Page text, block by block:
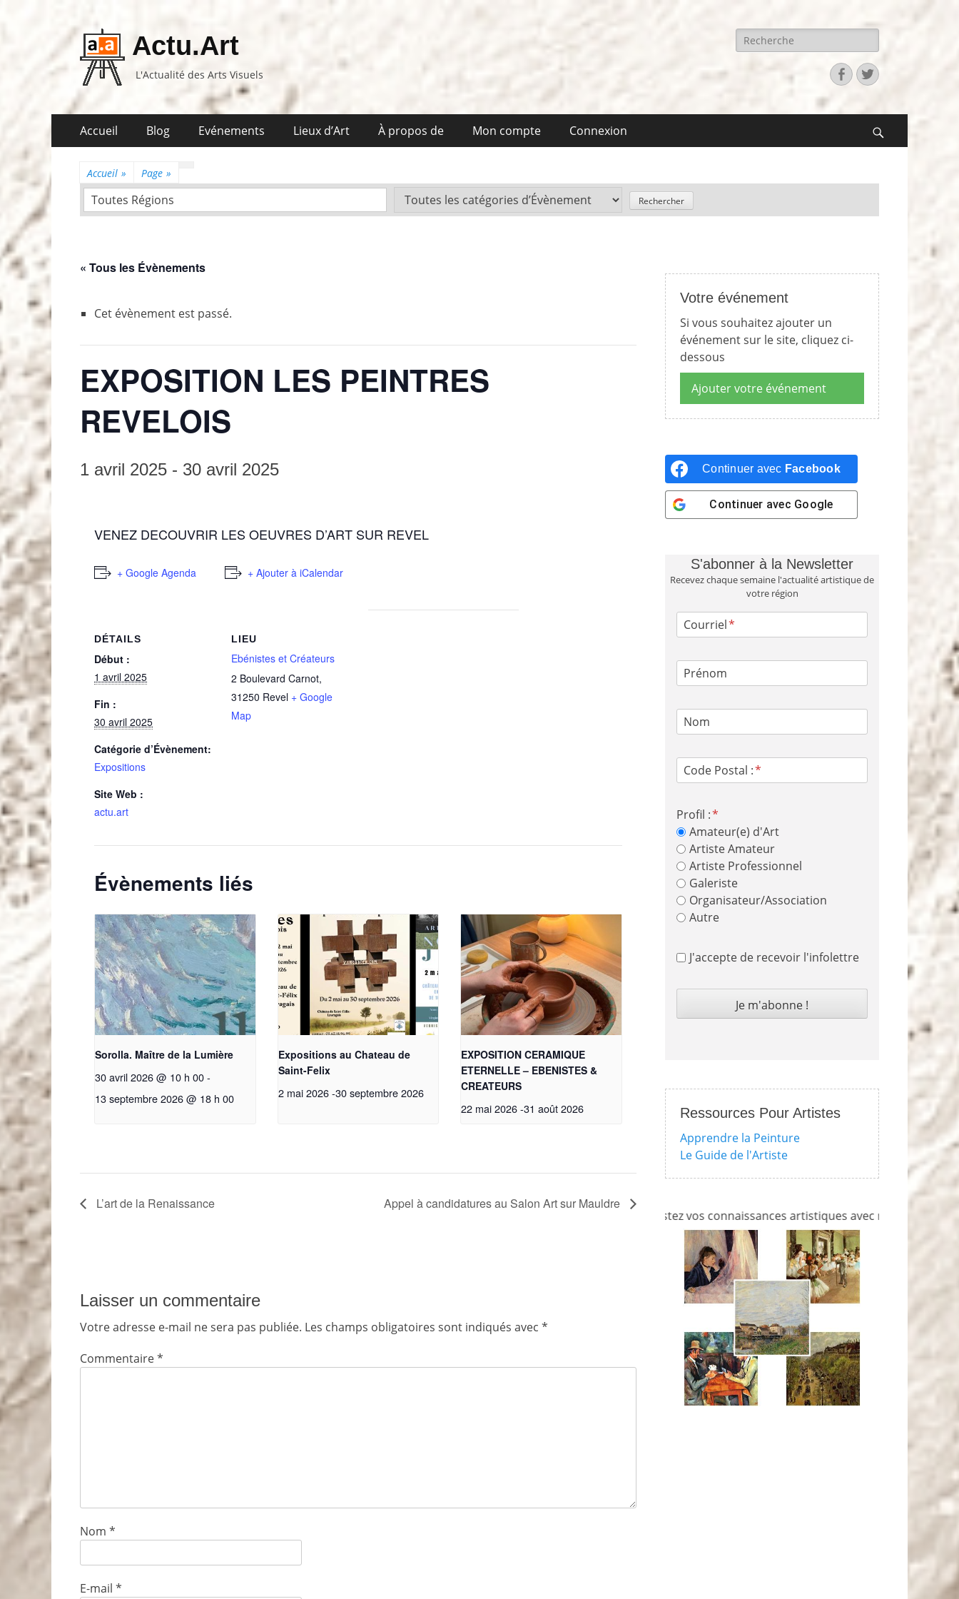
Actu.Art
L'Actualité des Arts Visuels
Recherche
pour:
Facebook
Twitter
Premier
menu
Accueil Blog Evénements Lieux d’Art À propos de Mon compte Connexion
Accueil » Page »
Toutes Régions
« Tous les Évènements
Cet évènement est passé.
EXPOSITION LES PEINTRES
REVELOIS
1 avril 2025 - 30 avril 2025
VENEZ DECOUVRIR LES OEUVRES D’ART SUR REVEL
+ Google Agenda + Ajouter à iCalendar
DÉTAILS
Début :
1 avril 2025
Fin :
30 avril 2025
Catégorie d’Évènement:
Expositions
Site Web :
actu.art
LIEU
Ebénistes et Créateurs
2 Boulevard Carnot,
31250 Revel + Google
Map
Évènements liés
Sorolla. Maître de la Lumière
30 avril 2026 @ 10 h 00-
13 septembre 2026 @ 18 h 00
Expositions au Chateau de
Saint-Felix
2 mai 2026 -30 septembre 2026
EXPOSITION CERAMIQUE
ETERNELLE – EBENISTES &
CREATEURS
22 mai 2026-31 août 2026
L’art de la Renaissance Appel à candidatures au Salon Art sur Mauldre
Laisser un commentaire
Votre adresse e-mail ne sera pas publiée. Les champs obligatoires sont indiqués avec *
Commentaire*
Nom *
E-mail *
Votre événement
Si vous souhaitez ajouter un
événement sur le site, cliquez ci-
dessous
Ajouter votre événement
Continuer avec Facebook
Continuer avec Google
S'abonner à la Newsletter
Recevez chaque semaine l'actualité artistique de
votre région
Courriel
Prénom
Nom
Code Postal :
Profil :
Amateur(e) d'Art
Artiste Amateur
Artiste Professionnel
Galeriste
Organisateur/Association
Autre
J'accepte de recevoir l'infolettre
Ressources Pour Artistes
Apprendre la Peinture
Le Guide de l'Artiste
Testez vos connaissances artistiques avec nos quizzes sur